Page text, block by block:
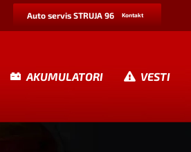
Auto servis STRUJA 96 Kontakt
AKUMULATORI VESTI